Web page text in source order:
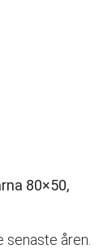
80×50,
åren.